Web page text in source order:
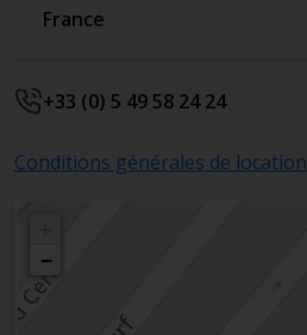
France
+33 (0) 5 49 58 24 24
Conditions générales de location
−